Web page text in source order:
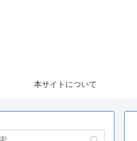
本サイトについて